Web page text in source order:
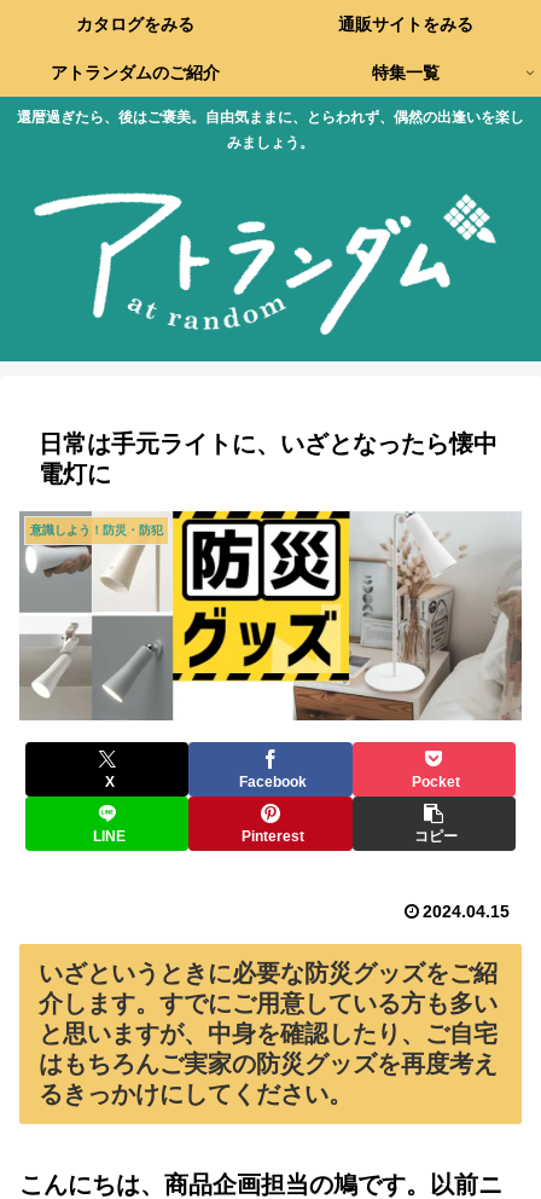
還暦過ぎたら、後はご褒美。自由気ままに、とらわれず、偶然の出逢いを楽し
みましょう。
カタログをみる 通販サイトをみる
アトランダムのご紹介 特集一覧
日常は手元ライトに、いざとなったら懐中
電灯に
意識しよう！防災・防犯
X Facebook Pocket
LINE Pinterest コピー
2024.04.15
いざというときに必要な防災グッズをご紹
介します。すでにご用意している方も多い
と思いますが、中身を確認したり、ご自宅
はもちろんご実家の防災グッズを再度考え
るきっかけにしてください。
こんにちは、商品企画担当の鳩です。以前ニ